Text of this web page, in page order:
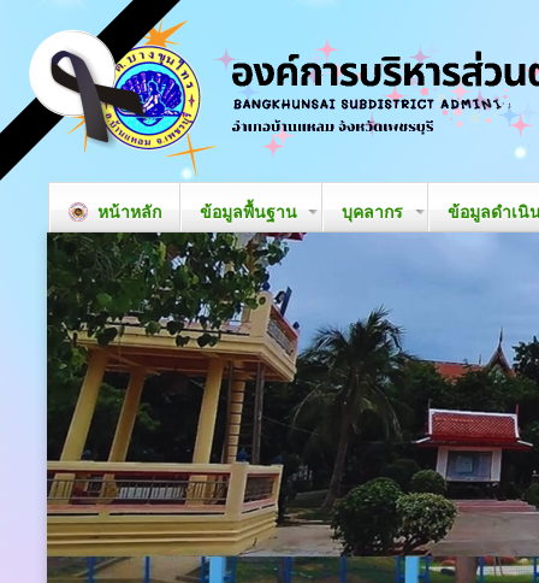
หน้าหลัก ข้อมูลพื้นฐาน บุคลากร ข้อมูลดำเนิ